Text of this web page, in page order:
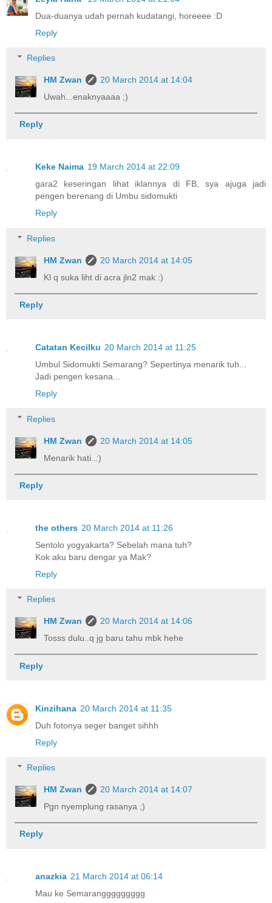
Dua-duanya udah pernah kudatangi, horeeee :D
Reply
Replies
HM Zwan
20 March 2014 at 14:04
Uwah...enaknyaaaa ;)
Reply
Keke Naima 19 March 2014 at 22:09
gara2 keseringan lihat iklannya di FB, sya ajuga jadi
pengen berenang di Umbu sidomukti
Reply
Replies
HM Zwan
20 March 2014 at 14:05
Kl q suka liht di acra jln2 mak :)
Reply
Catatan Kecilku 20 March 2014 at 11:25
Umbul Sidomukti Semarang? Sepertinya menarik tuh...
Jadi pengen kesana...
Reply
Replies
HM Zwan
20 March 2014 at 14:05
Menarik hati..:)
Reply
the others 20 March 2014 at 11:26
Sentolo yogyakarta? Sebelah mana tuh?
Kok aku baru dengar ya Mak?
Reply
Replies
HM Zwan
20 March 2014 at 14:06
Tosss dulu..q jg baru tahu mbk hehe
Reply
Kinzihana 20 March 2014 at 11:35
Duh fotonya seger banget sihhh
Reply
Replies
HM Zwan
20 March 2014 at 14:07
Pgn nyemplung rasanya ;)
Reply
anazkia 21 March 2014 at 06:14
Mau ke Semaranggggggggg